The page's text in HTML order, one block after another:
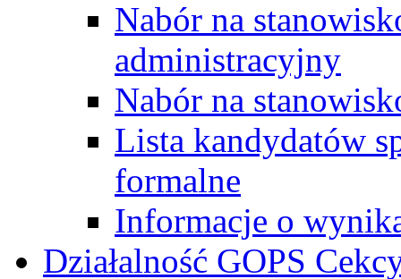
Nabór na
administracyjny
Nabór na
Lista kandydatów
formalne
Informacje o
Działalność GOPS